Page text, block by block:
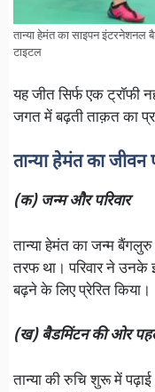
तान्या हेमंत का साइपन इंटरनेशनल
टाइटल
यह जीत सिर्फ एक ट्रॉफी
जगत में बढ़ती ताक़त का
तान्या हेमंत का जीवन
(क) जन्म और परिवार
तान्या हेमंत का जन्म
तरफ था। परिवार ने
बढ़ने के लिए प्रेरित किया।
(ख) बैडमिंटन की ओर
तान्या की रुचि शुरू में